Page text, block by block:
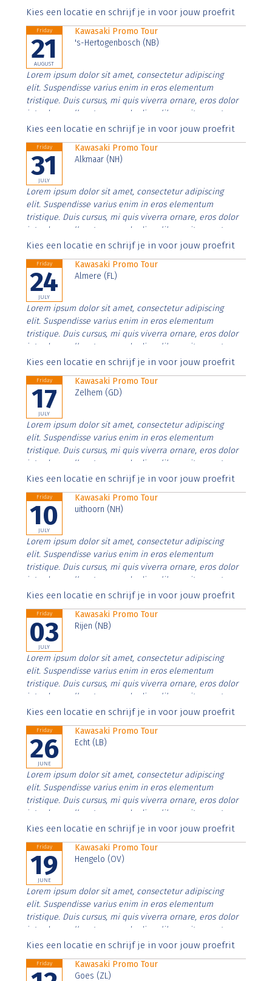
Aenean faucibus nibh et justo cursus id rutrum lorem
Kies een locatie en schrijf je in voor jouw proefrit
Friday
21
AUGUST
Kawasaki Promo Tour
's-Hertogenbosch (NB)
Lorem ipsum dolor sit amet, consectetur adipiscing
elit. Suspendisse varius enim in eros elementum
tristique. Duis cursus, mi quis viverra ornare, eros dolor
interdum nulla, ut commodo diam libero vitae erat.
Aenean faucibus nibh et justo cursus id rutrum lorem
Kies een locatie en schrijf je in voor jouw proefrit
Friday
31
JULY
Kawasaki Promo Tour
Alkmaar (NH)
Lorem ipsum dolor sit amet, consectetur adipiscing
elit. Suspendisse varius enim in eros elementum
tristique. Duis cursus, mi quis viverra ornare, eros dolor
interdum nulla, ut commodo diam libero vitae erat.
Aenean faucibus nibh et justo cursus id rutrum lorem
Kies een locatie en schrijf je in voor jouw proefrit
Friday
24
JULY
Kawasaki Promo Tour
Almere (FL)
Lorem ipsum dolor sit amet, consectetur adipiscing
elit. Suspendisse varius enim in eros elementum
tristique. Duis cursus, mi quis viverra ornare, eros dolor
interdum nulla, ut commodo diam libero vitae erat.
Aenean faucibus nibh et justo cursus id rutrum lorem
Kies een locatie en schrijf je in voor jouw proefrit
Friday
17
JULY
Kawasaki Promo Tour
Zelhem (GD)
Lorem ipsum dolor sit amet, consectetur adipiscing
elit. Suspendisse varius enim in eros elementum
tristique. Duis cursus, mi quis viverra ornare, eros dolor
interdum nulla, ut commodo diam libero vitae erat.
Aenean faucibus nibh et justo cursus id rutrum lorem
Kies een locatie en schrijf je in voor jouw proefrit
Friday
10
JULY
Kawasaki Promo Tour
uithoorn (NH)
Lorem ipsum dolor sit amet, consectetur adipiscing
elit. Suspendisse varius enim in eros elementum
tristique. Duis cursus, mi quis viverra ornare, eros dolor
interdum nulla, ut commodo diam libero vitae erat.
Aenean faucibus nibh et justo cursus id rutrum lorem
Kies een locatie en schrijf je in voor jouw proefrit
Friday
03
JULY
Kawasaki Promo Tour
Rijen (NB)
Lorem ipsum dolor sit amet, consectetur adipiscing
elit. Suspendisse varius enim in eros elementum
tristique. Duis cursus, mi quis viverra ornare, eros dolor
interdum nulla, ut commodo diam libero vitae erat.
Aenean faucibus nibh et justo cursus id rutrum lorem
Kies een locatie en schrijf je in voor jouw proefrit
Friday
26
JUNE
Kawasaki Promo Tour
Echt (LB)
Lorem ipsum dolor sit amet, consectetur adipiscing
elit. Suspendisse varius enim in eros elementum
tristique. Duis cursus, mi quis viverra ornare, eros dolor
interdum nulla, ut commodo diam libero vitae erat.
Aenean faucibus nibh et justo cursus id rutrum lorem
Kies een locatie en schrijf je in voor jouw proefrit
Friday
19
JUNE
Kawasaki Promo Tour
Hengelo (OV)
Lorem ipsum dolor sit amet, consectetur adipiscing
elit. Suspendisse varius enim in eros elementum
tristique. Duis cursus, mi quis viverra ornare, eros dolor
interdum nulla, ut commodo diam libero vitae erat.
Aenean faucibus nibh et justo cursus id rutrum lorem
Kies een locatie en schrijf je in voor jouw proefrit
Friday
Kawasaki Promo Tour
Goes (ZL)